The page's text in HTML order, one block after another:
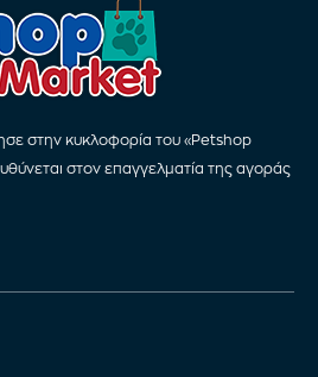
στην κυκλοφορία του «Petshop
στον επαγγελματία της αγοράς